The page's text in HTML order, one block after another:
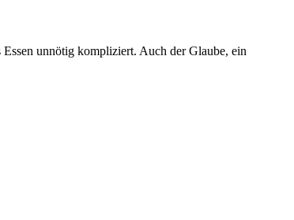
unnötig kompliziert. Auch der Glaube, ein